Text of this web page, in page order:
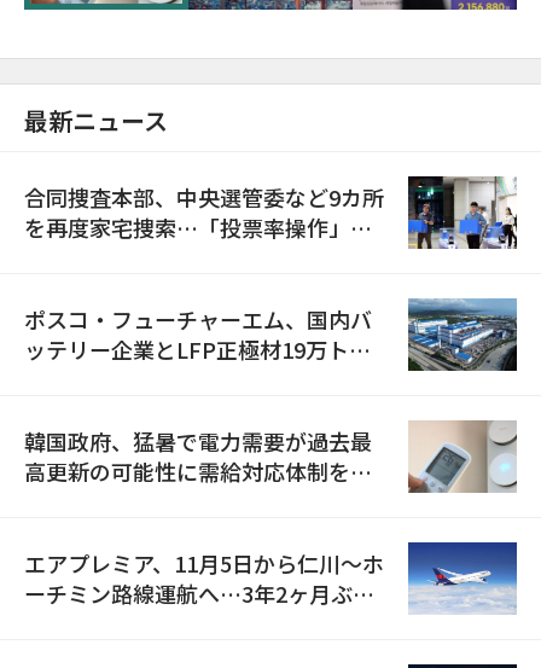
最新ニュース
合同捜査本部、中央選管委など9カ所
を再度家宅捜索…「投票率操作」の
ポスコ・フューチャーエム、国内バ
ッテリー企業とLFP正極材19万トン
韓国政府、猛暑で電力需要が過去最
高更新の可能性に需給対応体制を点
エアプレミア、11月5日から仁川〜ホ
ーチミン路線運航へ…3年2ヶ月ぶり